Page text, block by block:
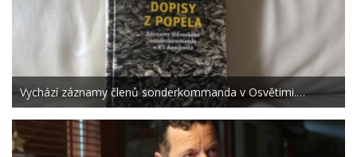
Vychází záznamy členů sonderkommanda v Osvětimi.…